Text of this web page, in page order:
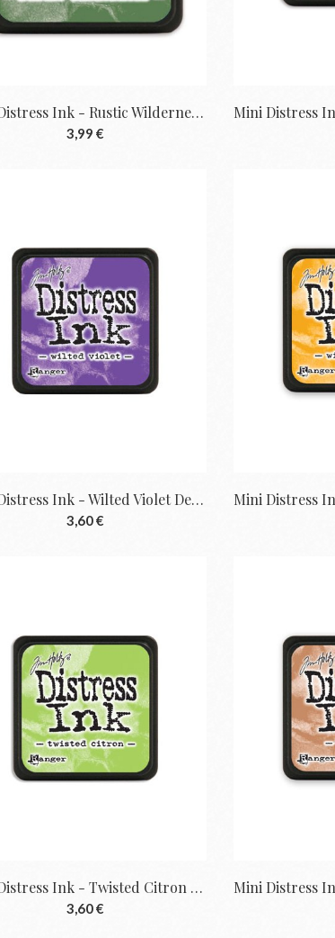
Mini Distress Ink - Rustic Wilderness De...
3,99 €
Mini Distress Ink - Wilted Violet De Tim...
3,60 €
Mini Distress Ink - Twisted Citron De Tim...
3,60 €